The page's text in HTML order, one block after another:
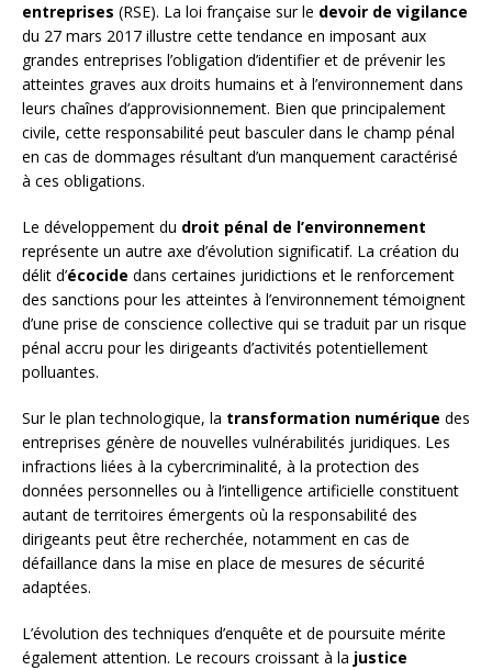
entreprises (RSE). La loi française sur le devoir de vigilance
du 27 mars 2017 illustre cette tendance en imposant aux
grandes entreprises l’obligation d’identifier et de prévenir les
atteintes graves aux droits humains et à l’environnement dans
leurs chaînes d’approvisionnement. Bien que principalement
civile, cette responsabilité peut basculer dans le champ pénal
en cas de dommages résultant d’un manquement caractérisé
à ces obligations.
Le développement du droit pénal de l’environnement
représente un autre axe d’évolution significatif. La création du
délit d’écocide dans certaines juridictions et le renforcement
des sanctions pour les atteintes à l’environnement témoignent
d’une prise de conscience collective qui se traduit par un risque
pénal accru pour les dirigeants d’activités potentiellement
polluantes.
Sur le plan technologique, la transformation numérique des
entreprises génère de nouvelles vulnérabilités juridiques. Les
infractions liées à la cybercriminalité, à la protection des
données personnelles ou à l’intelligence artificielle constituent
autant de territoires émergents où la responsabilité des
dirigeants peut être recherchée, notamment en cas de
défaillance dans la mise en place de mesures de sécurité
adaptées.
L’évolution des techniques d’enquête et de poursuite mérite
également attention. Le recours croissant à la justice